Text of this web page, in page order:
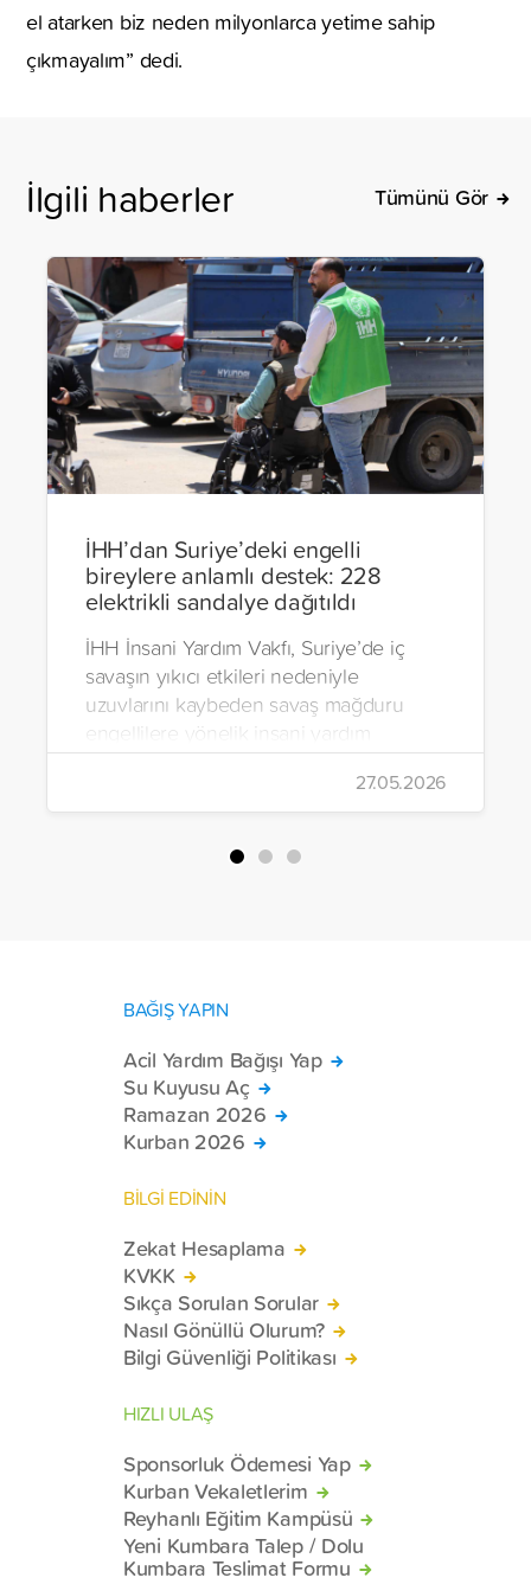
el atarken biz neden milyonlarca yetime sahip
çıkmayalım” dedi.
İlgili haberler Tümünü Gör
İHH’dan Suriye’deki engelli
bireylere anlamlı destek: 228
elektrikli sandalye dağıtıldı
İHH İnsani Yardım Vakfı, Suriye’de iç
savaşın yıkıcı etkileri nedeniyle
uzuvlarını kaybeden savaş mağduru
engellilere yönelik insani yardım
çalışmalarını aralıksız sürdürüyor. Vakıf,
yürütülen son projeyle Suriye’nin Şam,
Halep, Hama, Humus ve İdlib
bölgelerinde zor şartlarda yaşayan
27.05.2026
BAĞIŞ YAPIN
Acil Yardım Bağışı Yap
Su Kuyusu Aç
Ramazan 2026
Kurban 2026
BİLGİ EDİNİN
Zekat Hesaplama
KVKK
Sıkça Sorulan Sorular
Nasıl Gönüllü Olurum?
Bilgi Güvenliği Politikası
HIZLI ULAŞ
Sponsorluk Ödemesi Yap
Kurban Vekaletlerim
Reyhanlı Eğitim Kampüsü
Yeni Kumbara Talep / Dolu
Kumbara Teslimat Formu